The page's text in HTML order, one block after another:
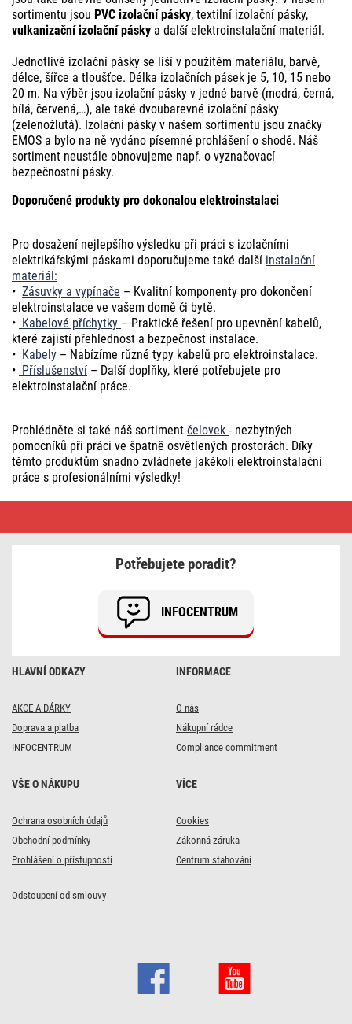
sortimentu jsou PVC izolační pásky, textilní izolační pásky,
vulkanizační izolační pásky a další elektroinstalační materiál.
Jednotlivé izolační pásky se liší v použitém materiálu, barvě,
délce, šířce a tloušťce. Délka izolačních pásek je 5, 10, 15 nebo
20 m. Na výběr jsou izolační pásky v jedné barvě (modrá, černá,
bílá, červená,…), ale také dvoubarevné izolační pásky
(zelenožlutá). Izolační pásky v našem sortimentu jsou značky
EMOS a bylo na ně vydáno písemné prohlášení o shodě. Náš
sortiment neustále obnovujeme např. o vyznačovací
bezpečnostní pásky.
Doporučené produkty pro dokonalou elektroinstalaci
Pro dosažení nejlepšího výsledku při práci s izolačními
elektrikářskými páskami doporučujeme také další instalační
materiál:
• Zásuvky a vypínače – Kvalitní komponenty pro dokončení
elektroinstalace ve vašem domě či bytě.
• Kabelové příchytky – Praktické řešení pro upevnění kabelů,
které zajistí přehlednost a bezpečnost instalace.
• Kabely – Nabízíme různé typy kabelů pro elektroinstalace.
• Příslušenství – Další doplňky, které potřebujete pro
elektroinstalační práce.
Prohlédněte si také náš sortiment čelovek - nezbytných
pomocníků při práci ve špatně osvětlených prostorách. Díky
těmto produktům snadno zvládnete jakékoli elektroinstalační
práce s profesionálními výsledky!
Doprava
HLAVNÍ ODKAZY
AKCE A DÁRKY
Doprava a platba
INFOCENTRUM
INFORMACE
O nás
Nákupní rádce
Compliance commitment
VŠE O NÁKUPU
Ochrana osobních údajů
Obchodní podmínky
Prohlášení o přístupnosti
VÍCE
Cookies
Zákonná záruka
Centrum stahování
Odstoupení od smlouvy
Potřebujete poradit?
INFOCENTRUM